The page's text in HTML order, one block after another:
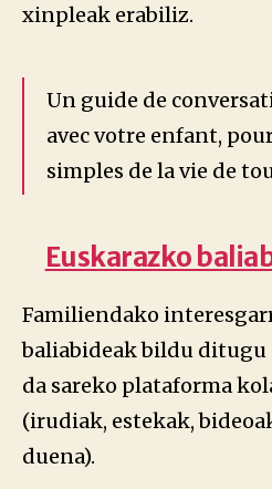
xinpleak erabiliz.
Un guide de
avec votre enfant,
simples de la vie de
Euskarazko
Familiendako
baliabideak bildu ditugu
da sareko plataforma
(irudiak, estekak,
duena).